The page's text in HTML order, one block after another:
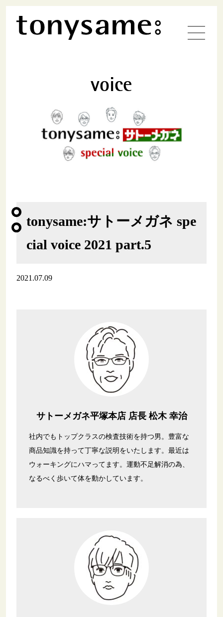
voice
tonysame:サトーメガネ spe
cial voice 2021 part.5
2021.07.09
サトーメガネ平塚本店 店長 松木 幸治
社内でもトップクラスの検査技術を持つ男。豊富な
商品知識を持って丁寧な説明をいたします。最近は
ウォーキングにハマってます。運動不足解消の為、
なるべく歩いて体を動かしています。